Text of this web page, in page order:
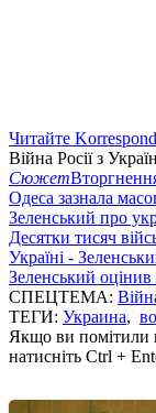
Читайте
Війна Росії з
Сюжет
Одеса зазнала
Зеленський про
Десятки тисяч
Україні -
Зеленський
СПЕЦТЕМА:
ТЕГИ: Украина,
Якщо ви помітили
натисніть Ctrl +